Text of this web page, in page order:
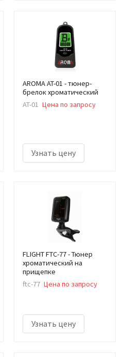
AROMA AT-01 - тюнер-
брелок хроматический
AT-01 Цена по запросу
Узнать цену
FLIGHT FTC-77 - Тюнер
хроматический на
прищепке
ftc-77 Цена по запросу
Узнать цену